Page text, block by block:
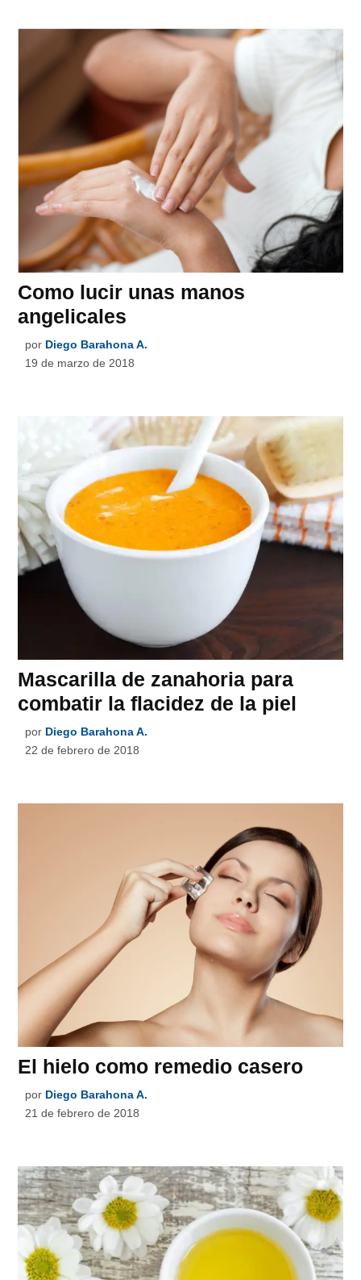
Como lucir unas manos
angelicales
por Diego Barahona A.
19 de marzo de 2018
Mascarilla de zanahoria para
combatir la flacidez de la piel
por Diego Barahona A.
22 de febrero de 2018
El hielo como remedio casero
por Diego Barahona A.
21 de febrero de 2018